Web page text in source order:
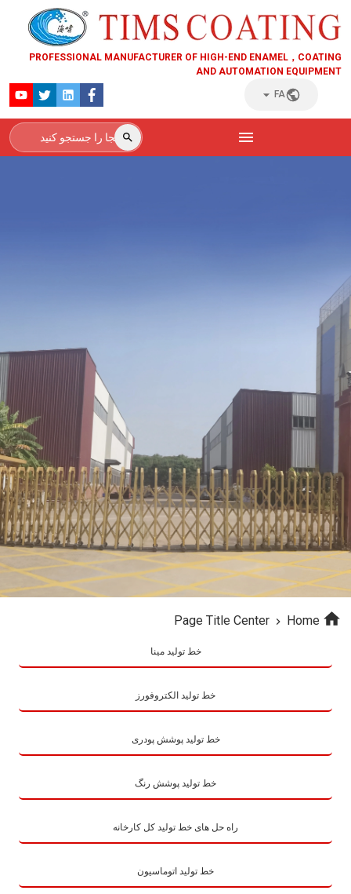
PROFESSIONAL MANUFACTURER OF HIGH-END ENAMEL，COATING
AND AUTOMATION EQUIPMENT
FA
Home
Page Title Center
خط تولید مینا
خط تولید الکتروفورز
خط تولید پوشش پودری
خط تولید پوشش رنگ
راه حل های خط تولید کل کارخانه
خط تولید اتوماسیون